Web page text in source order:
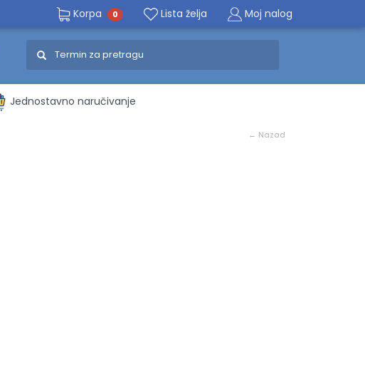
Korpa 0 Lista želja Moj nalog
Jednostavno naručivanje
← Nazad